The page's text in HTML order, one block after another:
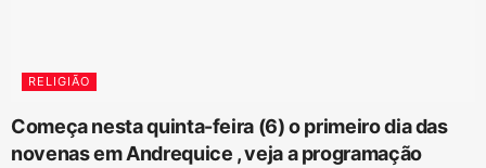
RELIGIÃO
Começa nesta quinta-feira (6) o primeiro dia das
novenas em Andrequice , veja a programação